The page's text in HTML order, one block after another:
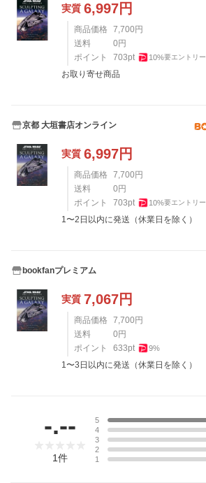
実質 6,997円
商品価格 7,700 円
送料
0 円
ポイント
703pt 10%要エントリー
お取り寄せ商品
京都 大垣書店オンライン
実質 6,997円
商品価格 7,700 円
送料
0 円
ポイント
703pt 10%要エントリー
1〜2日以内に発送（休業日を除く）
bookfanプレミアム
実質 7,067円
商品価格 7,700 円
送料
0 円
ポイント
633pt 9%
1〜3日以内に発送（休業日を除く）
-.--
1件
5
4
3
2
1